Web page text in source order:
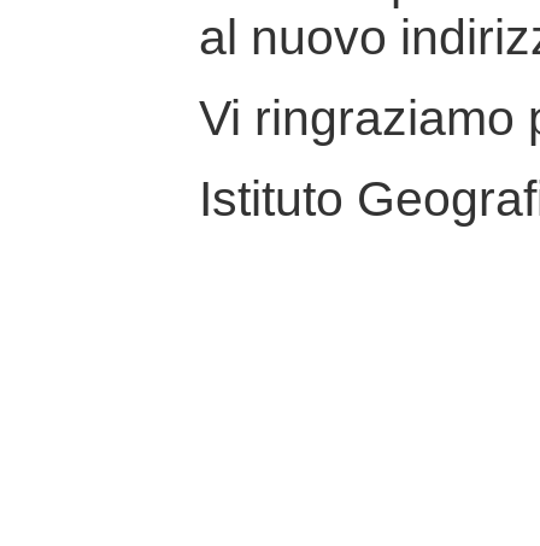
al nuovo
Vi ringraziamo
Istituto